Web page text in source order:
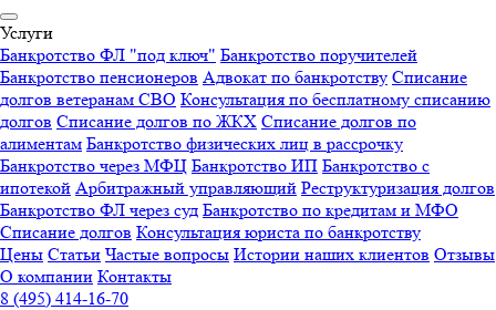
Услуги
Банкротство ФЛ "под ключ" Банкротство поручителей
Банкротство пенсионеров Адвокат по банкротству Списание
долгов ветеранам СВО Консультация по бесплатному списанию
долгов Списание долгов по ЖКХ Списание долгов по
алиментам Банкротство физических лиц в рассрочку
Банкротство через МФЦ Банкротство ИП Банкротство с
ипотекой Арбитражный управляющий Реструктуризация долгов
Банкротство ФЛ через суд Банкротство по кредитам и МФО
Списание долгов Консультация юриста по банкротству
Цены Статьи Частые вопросы Истории наших клиентов Отзывы
О компании Контакты
8 (495) 414-16-70